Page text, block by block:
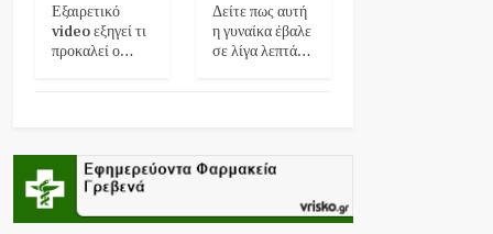
Εξαιρετικό
video εξηγεί τι
προκαλεί ο…
Δείτε πως αυτή
η γυναίκα έβαλε
σε λίγα λεπτά…